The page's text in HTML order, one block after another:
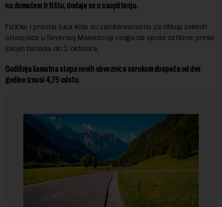
na domaćem tržištu, dodaje se u saopštenju.
Fizička i pravna luca koja su zainteresovana za otkup zelenih
obveznica u Severnoj Makedoniji mogu da upute zahteve preko
svojih banaka do 2. oktobra.
Godišnja kamatna stopa novih obveznica sarokom dospeća od dve
godine iznosi 4,75 odsto.